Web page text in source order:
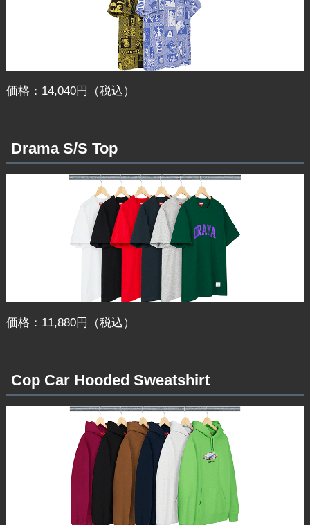
価格：14,040円（税込）
Drama S/S Top
価格：11,880円（税込）
Cop Car Hooded Sweatshirt